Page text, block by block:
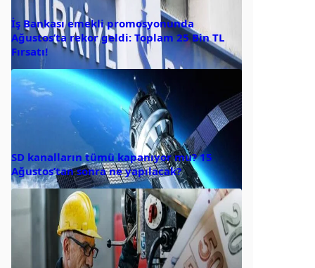
İş Bankası emekli promosyonunda
Ağustos’ta rekor geldi: Toplam 25 Bin TL
Fırsatı!
SD kanalların tümü kapanıyor mu? 15
Ağustos’tan sonra ne yapılacak?